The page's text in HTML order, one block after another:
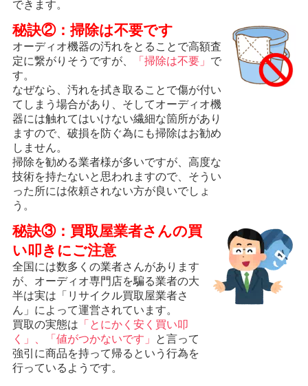
できます。
秘訣②：掃除は不要です
オーディオ機器の汚れをとることで高額査
定に繋がりそうですが、
「掃除は不要」 で
す。
なぜなら、汚れを拭き取ることで傷が付い
てしまう場合があり、そしてオーディオ機
器には触れてはいけない繊細な箇所があり
ますので、破損を防ぐ為にも掃除はお勧め
しません。
掃除を勧める業者様が多いですが、高度な
技術を持たないと思われますので、そうい
った所には依頼されない方が良いでしょ
う。
秘訣③：買取屋業者さんの買
い叩きにご注意
全国には数多くの業者さんがあります
が、オーディオ専門店を騙る業者の大
半は実は「リサイクル買取屋業者さ
ん」によって運営されています。
買取の実態は 「とにかく安く買い叩
く」、「値がつかないです」
と言って
強引に商品を持って帰るという行為を
行っているようです。